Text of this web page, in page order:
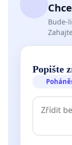
Bude-
Popište